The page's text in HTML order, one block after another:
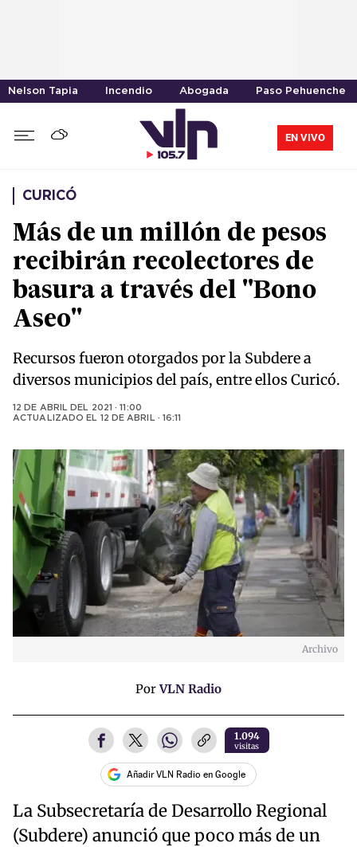
Nelson Tapia Incendio Abogada Paso Pehuenche
EN VIVO
CURICÓ
Más de un millón de pesos
recibirán recolectores de
basura a través del "Bono
Aseo"
Recursos fueron otorgados por la Subdere a
diversos municipios del país, entre ellos Curicó.
12 DE ABRIL DEL 2021 · 11:00
ACTUALIZADO EL 12 DE ABRIL · 16:11
Archivo
PorVLN Radio
1.094
visitas
Añadir VLN Radio en Google
La Subsecretaría de Desarrollo Regional
(Subdere) anunció que poco más de un